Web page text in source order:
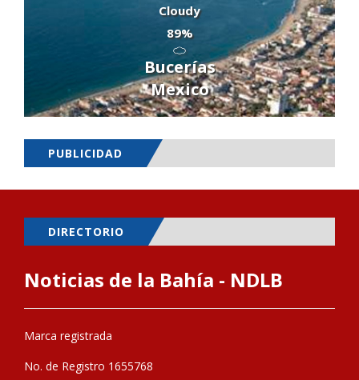
Cloudy
89%
Bucerías
Mexico
PUBLICIDAD
DIRECTORIO
Noticias de la Bahía - NDLB
Marca registrada
No. de Registro 1655768